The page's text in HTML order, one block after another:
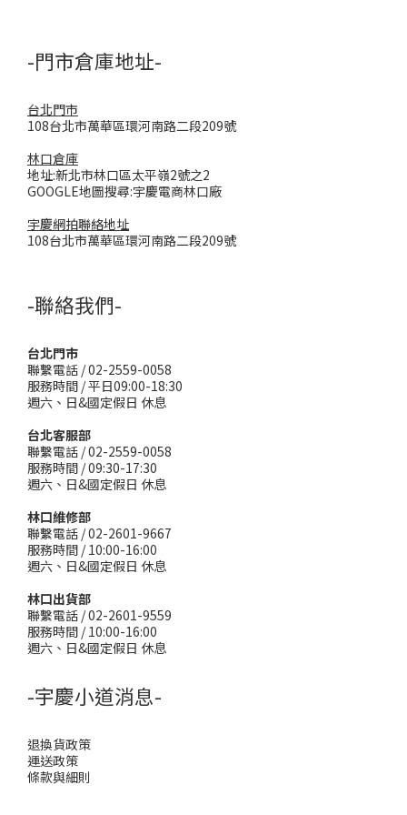
-門市倉庫地址-
台北門市
108台北市萬華區環河南路二段209號
林口倉庫
地址:新北市林口區太平嶺2號之2
GOOGLE地圖搜尋:宇慶電商林口廠
宇慶網拍聯絡地址
108台北市萬華區環河南路二段209號
-聯絡我們-
台北門市
聯繫電話 / 02-2559-0058
服務時間 / 平日09:00-18:30
週六、日&國定假日 休息
台北客服部
聯繫電話 / 02-2559-0058
服務時間 / 09:30-17:30
週六、日&國定假日 休息
林口維修部
聯繫電話 / 02-2601-9667
服務時間 / 10:00-16:00
週六、日&國定假日 休息
林口出貨部
聯繫電話 / 02-2601-9559
服務時間 / 10:00-16:00
週六、日&國定假日 休息
-宇慶小道消息-
退換貨政策
運送政策
條款與細則